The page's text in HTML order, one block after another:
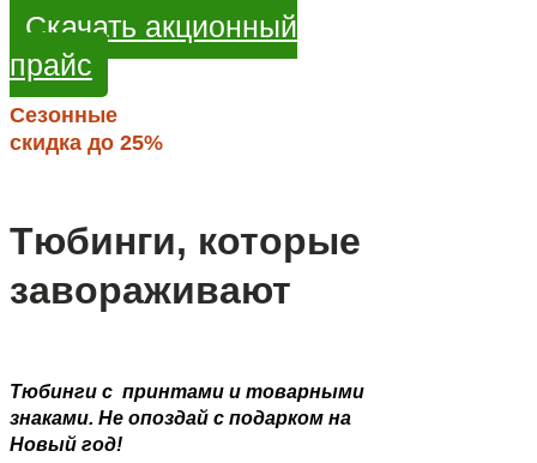
Скачать акционный
прайс
Сезонные
скидка до 25%
Тюбинги, которые
завораживают
Тюбинги с принтами и товарными
знаками. Не опоздай с подарком на
Новый год!